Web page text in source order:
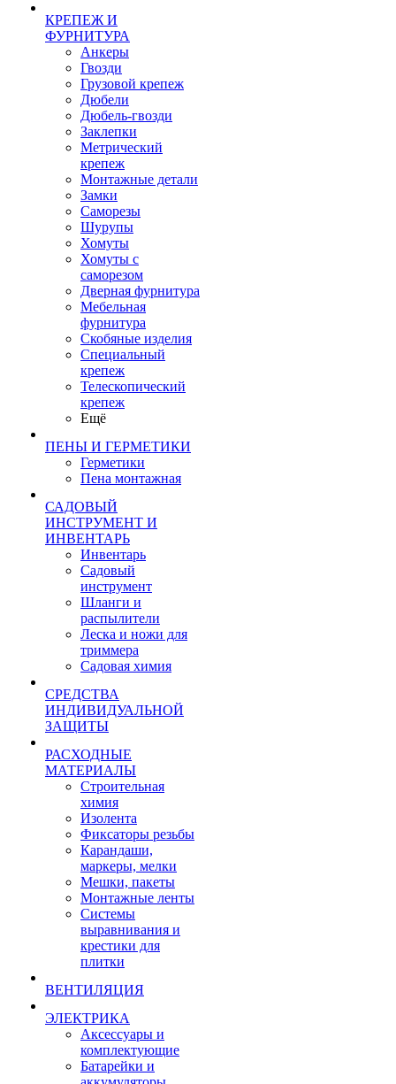
КРЕПЕЖ И
ФУРНИТУРА
Анкеры
Гвозди
Грузовой крепеж
Дюбели
Дюбель-гвозди
Заклепки
Метрический
крепеж
Монтажные детали
Замки
Саморезы
Шурупы
Хомуты
Хомуты с
саморезом
Дверная фурнитура
Мебельная
фурнитура
Скобяные изделия
Специальный
крепеж
Телескопический
крепеж
Ещё
ПЕНЫ И ГЕРМЕТИКИ
Герметики
Пена монтажная
САДОВЫЙ
ИНСТРУМЕНТ И
ИНВЕНТАРЬ
Инвентарь
Садовый
инструмент
Шланги и
распылители
Леска и ножи для
триммера
Садовая химия
СРЕДСТВА
ИНДИВИДУАЛЬНОЙ
ЗАЩИТЫ
РАСХОДНЫЕ
МАТЕРИАЛЫ
Строительная
химия
Изолента
Фиксаторы резьбы
Карандаши,
маркеры, мелки
Мешки, пакеты
Монтажные ленты
Системы
выравнивания и
крестики для
плитки
ВЕНТИЛЯЦИЯ
ЭЛЕКТРИКА
Аксессуары и
комплектующие
Батарейки и